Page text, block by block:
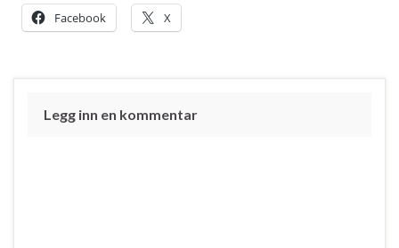
Facebook X
Legg inn en kommentar